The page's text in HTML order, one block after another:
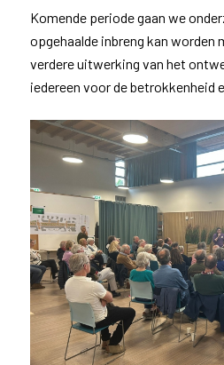
Komende periode gaan we
opgehaalde inbreng kan worden
verdere uitwerking van het
iedereen voor de betrokkenheid